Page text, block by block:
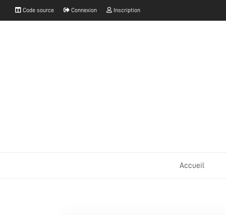
Code source Connexion Inscription
Accueil